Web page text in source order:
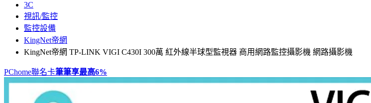
3C
視訊/監控
監控設備
KingNet帝網
KingNet帝網 TP-LINK VIGI C430I 300萬 紅外線半球型監視器 商用網路監控攝影機 網路攝影機
PChome聯名卡筆筆享最高6%